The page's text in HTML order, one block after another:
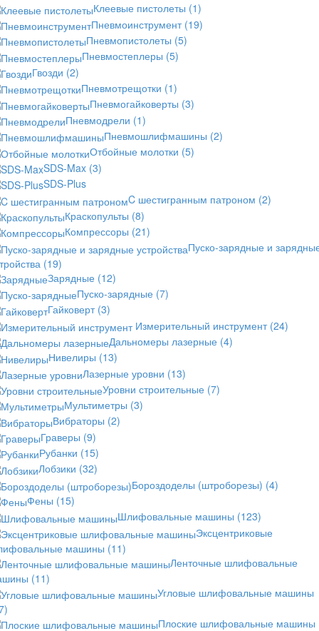
Клеевые пистолеты (1)
Пневмоинструмент (19)
Пневмопистолеты (5)
Пневмостеплеры (5)
Гвозди (2)
Пневмотрещотки (1)
Пневмогайковерты (3)
Пневмодрели (1)
Пневмошлифмашины (2)
Отбойные молотки (5)
SDS-Max (3)
SDS-Plus
C шестигранным патроном (2)
Краскопульты (8)
Компрессоры (21)
Пуско-зарядные и
(19)
Зарядные (12)
Пуско-зарядные (7)
Гайковерт (3)
Измерительный инструмент (24)
Дальномеры лазерные (4)
Нивелиры (13)
Лазерные уровни (13)
Уровни строительные (7)
Мультиметры (3)
Вибраторы (2)
Граверы (9)
Рубанки (15)
Лобзики (32)
Бороздоделы (штроборезы) (4)
Фены (15)
Шлифовальные машины (123)
Эксцентриковые
машины (11)
Ленточные шлифовальные
(11)
Угловые шлифовальные машины
Плоские шлифовальные машины